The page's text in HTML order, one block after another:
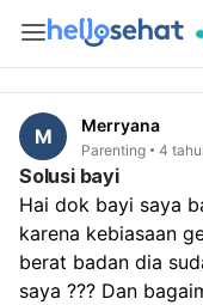
M Merryana
Parenting 4
Solusi bayi
Hai dok bayi saya
karena kebiasaan
berat badan dia
saya ??? Dan